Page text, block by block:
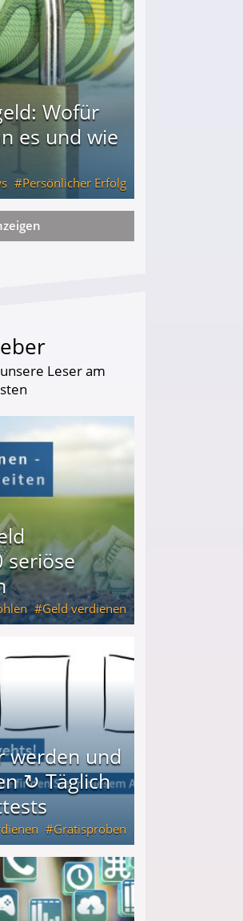
Wofür
es und wie
Persönlicher Erfolg
Leser am
seriöse
Geld verdienen
werden und
↻ Täglich
Gratisproben